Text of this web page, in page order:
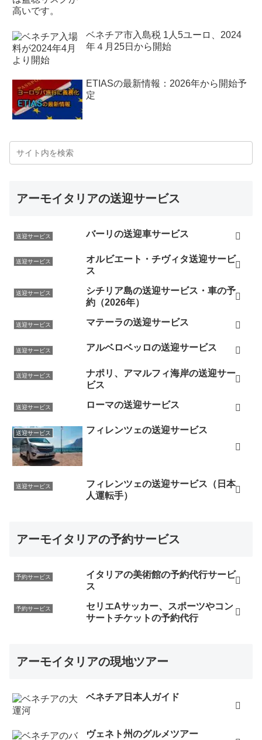
ベネチア市入島税 1人5ユーロ、2024
年４月25日から開始
ETIASの最新情報：2026年から開始予
定
アーモイタリアの送迎サービス
送迎サービス バーリの送迎車サービス
送迎サービス
オルビエート・チヴィタ送迎サービ
ス
送迎サービス
シチリア島の送迎サービス・車の予
約（2026年）
送迎サービス マテーラの送迎サービス
送迎サービス アルベロベッロの送迎サービス
送迎サービス
ナポリ、アマルフィ海岸の送迎サー
ビス
送迎サービス ローマの送迎サービス
送迎サービス フィレンツェの送迎サービス
送迎サービス
フィレンツェの送迎サービス（日本
人運転手）
アーモイタリアの予約サービス
予約サービス
イタリアの美術館の予約代行サービ
ス
予約サービス
セリエAサッカー、スポーツやコン
サートチケットの予約代行
アーモイタリアの現地ツアー
ベネチア日本人ガイド
ヴェネト州のグルメツアー